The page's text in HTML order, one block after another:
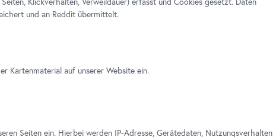
Come,Sit,Stay
Tickets
und an Reddit übermittelt.
Kartenmaterial auf unserer Website ein.
Seiten ein. Hierbei werden IP-Adresse, Gerätedaten, Nutzungsverhalten